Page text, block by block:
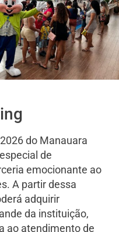
do Manauara
de
emocionante ao
A partir dessa
adquirir
da instituição,
ao atendimento de